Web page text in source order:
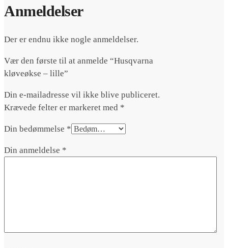
Anmeldelser
Der er endnu ikke nogle anmeldelser.
Vær den første til at anmelde “Husqvarna
kløveøkse – lille”
Din e-mailadresse vil ikke blive publiceret.
Krævede felter er markeret med *
Din bedømmelse *
Din anmeldelse *